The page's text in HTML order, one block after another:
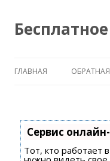
ГЛАВНАЯ
Сервис
Тот, кто работает